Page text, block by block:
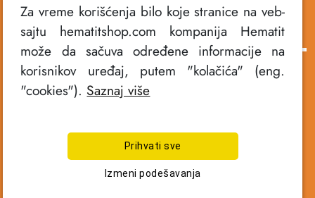
DODATNE INFORMACIJE
POLITIKA PRIVATNOSTI
USLOVI KORIŠĆENJA
Za vreme korišćenja bilo koje stranice na veb-
sajtu hematitshop.com kompanija Hematit
može da sačuva određene informacije na
korisnikov uređaj, putem "kolačića" (eng.
"cookies"). Saznaj više
Prihvati sve
Izmeni podešavanja